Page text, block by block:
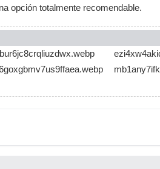
opción totalmente recomendable.